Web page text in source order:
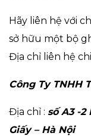
Hãy liên hệ với
sở hữu một bộ
Địa chỉ liên hệ
Công Ty TNHH
Địa chỉ : số A3 -2
Giấy – Hà Nội